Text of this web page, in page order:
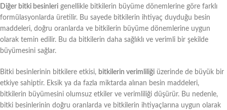
Diğer bitki besinleri genellikle bitkilerin büyüme dönemlerine göre farklı
formülasyonlarda üretilir. Bu sayede bitkilerin ihtiyaç duyduğu besin
maddeleri, doğru oranlarda ve bitkilerin büyüme dönemlerine uygun
olarak temin edilir. Bu da bitkilerin daha sağlıklı ve verimli bir şekilde
büyümesini sağlar.
Bitki besinlerinin bitkilere etkisi, bitkilerin verimliliği üzerinde de büyük bir
etkiye sahiptir. Eksik ya da fazla miktarda alınan besin maddeleri,
bitkilerin büyümesini olumsuz etkiler ve verimliliği düşürür. Bu nedenle,
bitki besinlerinin doğru oranlarda ve bitkilerin ihtiyaçlarına uygun olarak